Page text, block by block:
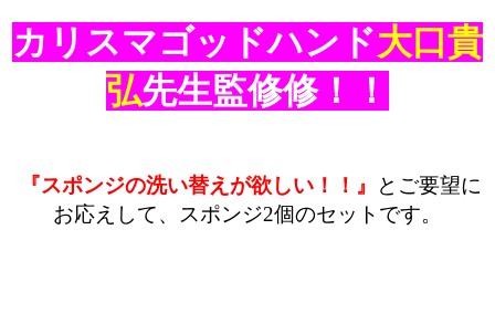
カリスマゴッドハンド大口貴
弘先生監修修！！
『スポンジの洗い替えが欲しい！！』
とご要望に
お応えして、スポンジ2個のセットです。